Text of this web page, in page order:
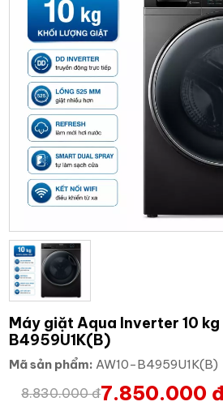
Máy giặt Aqua Inverter 10 kg
B4959U1K(B)
Mã sản phẩm: AW10-B4959U1K(B)
8.830.000 đ7.850.000